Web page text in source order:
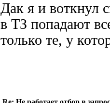
Дак я и воткнул
в ТЗ попадают
только те, у